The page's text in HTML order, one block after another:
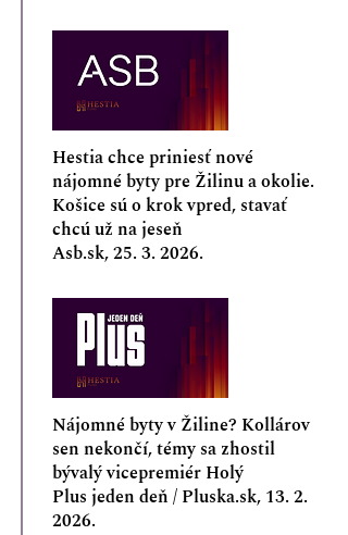
Hestia chce priniesť nové
nájomné byty pre Žilinu a okolie.
Košice sú o krok vpred, stavať
chcú už na jeseň
Asb.sk,25. 3. 2026.
Nájomné byty v Žiline? Kollárov
sen nekončí, témy sa zhostil
bývalý vicepremiér Holý
Plus jeden deň / Pluska.sk, 13. 2.
2026.